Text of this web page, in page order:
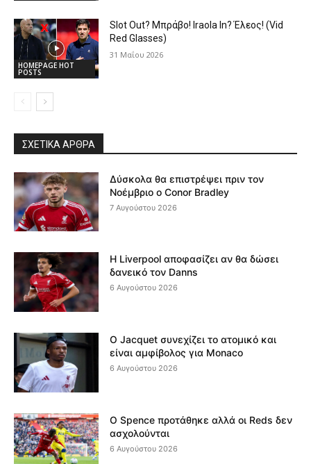
HOMEPAGE HOT
POSTS
Slot Out? Μπράβο! Iraola In? Έλεος! (Vid
Red Glasses)
31 Μαΐου 2026
ΣΧΕΤΙΚΆ ΆΡΘΡΑ
Δύσκολα θα επιστρέψει πριν τον
Νοέμβριο ο Conor Bradley
7 Αυγούστου 2026
Η Liverpool αποφασίζει αν θα δώσει
δανεικό τον Danns
6 Αυγούστου 2026
Ο Jacquet συνεχίζει το ατομικό και
είναι αμφίβολος για Monaco
6 Αυγούστου 2026
Ο Spence προτάθηκε αλλά οι Reds δεν
ασχολούνται
6 Αυγούστου 2026